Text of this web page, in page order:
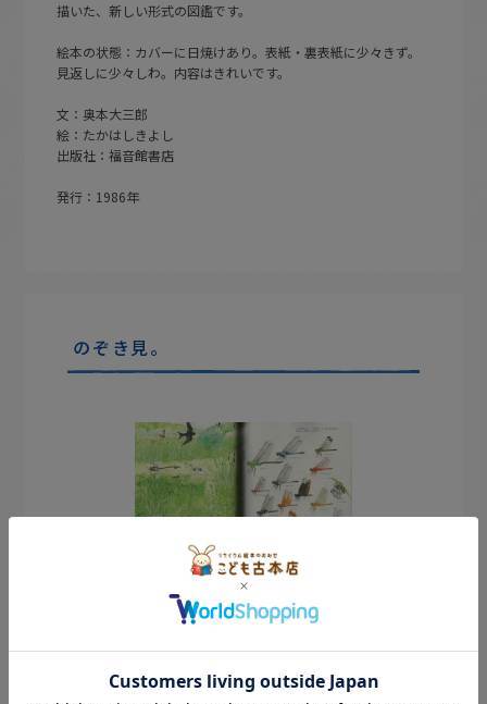
描いた、新しい形式の図鑑です。
絵本の状態：カバーに日焼けあり。表紙・裏表紙に少々きず。
見返しに少々しわ。内容はきれいです。
文：奥本大三郎
絵：たかはしきよし
出版社：福音館書店
発行：1986年
のぞき見。